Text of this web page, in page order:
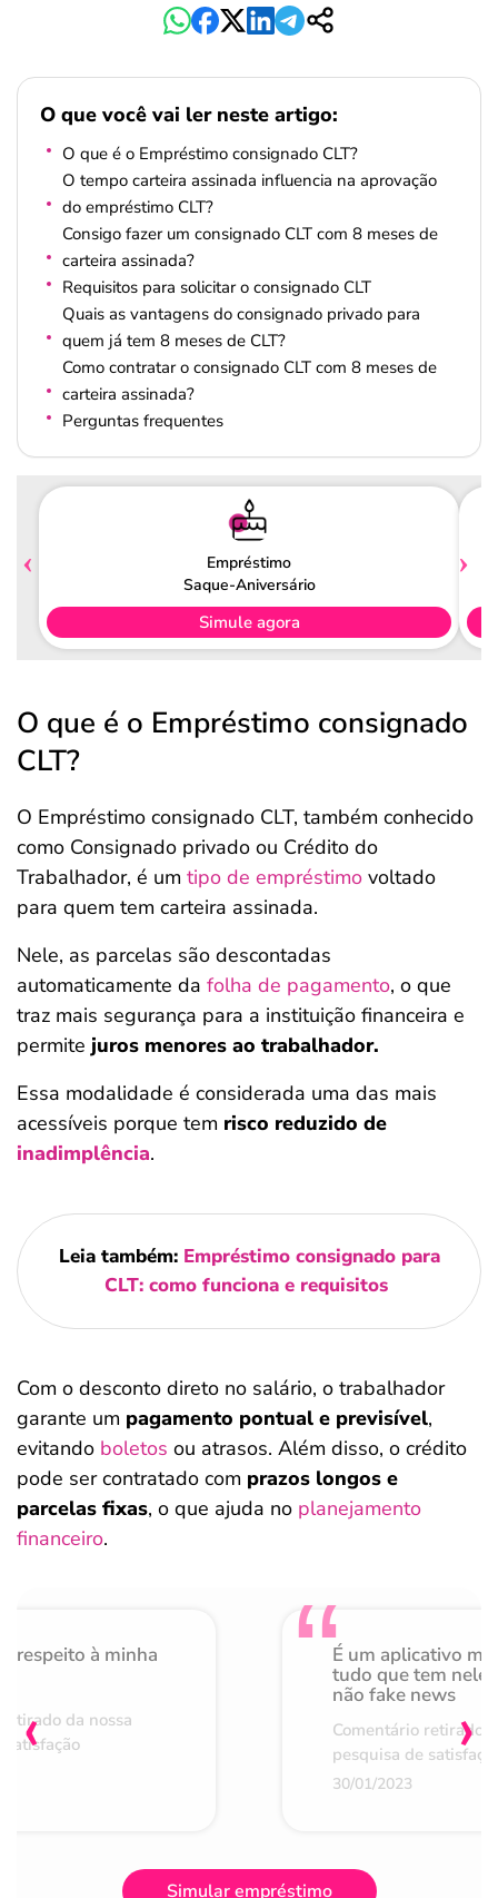
O que você vai ler neste artigo:
O que é o Empréstimo consignado CLT?
O tempo carteira assinada influencia na aprovação
do empréstimo CLT?
Consigo fazer um consignado CLT com 8 meses de
carteira assinada?
Requisitos para solicitar o consignado CLT
Quais as vantagens do consignado privado para
quem já tem 8 meses de CLT?
Como contratar o consignado CLT com 8 meses de
carteira assinada?
Perguntas frequentes
Empréstimo
Saque-Aniversário
Simule agora
O que é o Empréstimo consignado
CLT?
O Empréstimo consignado CLT, também conhecido
como Consignado privado ou Crédito do
Trabalhador, é um tipo de empréstimo voltado
para quem tem carteira assinada.
Nele, as parcelas são descontadas
automaticamente da folha de pagamento, o que
traz mais segurança para a instituição financeira e
permite juros menores ao trabalhador.
Essa modalidade é considerada uma das mais
acessíveis porque tem risco reduzido de
inadimplência.
Leia também: Empréstimo consignado para
CLT: como funciona e requisitos
Com o desconto direto no salário, o trabalhador
garante um pagamento pontual e previsível,
evitando boletos ou atrasos. Além disso, o crédito
pode ser contratado com prazos longos e
parcelas fixas, o que ajuda no planejamento
financeiro.
respeito à minha
da nossa
É um aplicativo
tudo que tem nele
não fake news
Comentário retirado
pesquisa de
30/01/2023
‹ ›
Simular empréstimo